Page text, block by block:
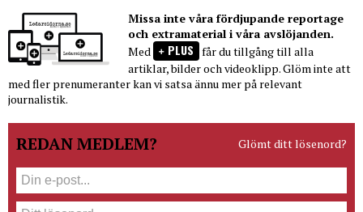
Missa inte våra fördjupande reportage
och extramaterial i våra avslöjanden.
Med
PLUS får du tillgång till alla
artiklar, bilder och videoklipp. Glöm inte att
med fler prenumeranter kan vi satsa ännu mer på relevant
journalistik.
REDAN MEDLEM? Glömt ditt lösenord?